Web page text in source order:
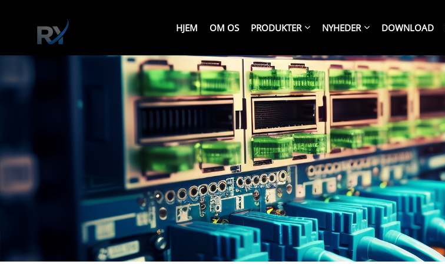
HJEM OM OS PRODUKTER NYHEDER DOWNLOAD